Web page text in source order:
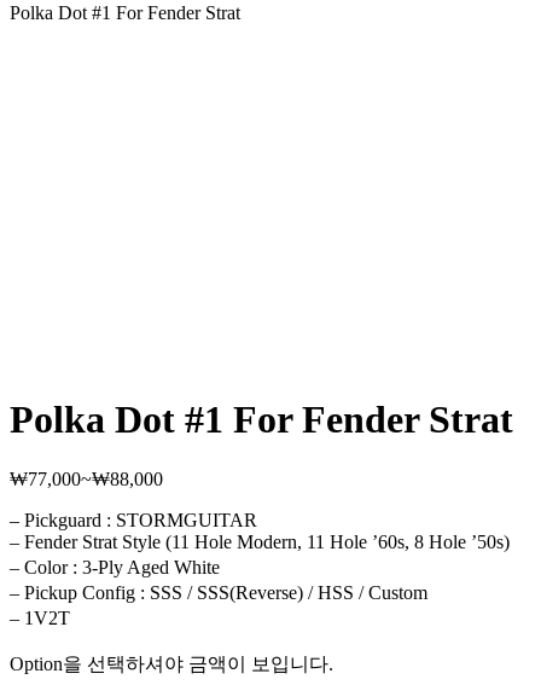
Polka Dot #1 For Fender Strat
Polka Dot #1 For Fender Strat
₩77,000~₩88,000가
범
위:
₩77,000~₩88,000
– Pickguard : STORMGUITAR
– Fender Strat Style (11 Hole Modern, 11 Hole ’60s, 8 Hole ’50s)
– Color : 3-Ply Aged White
– Pickup Config : SSS / SSS(Reverse) / HSS / Custom
– 1V2T
Option을 선택하셔야 금액이 보입니다.